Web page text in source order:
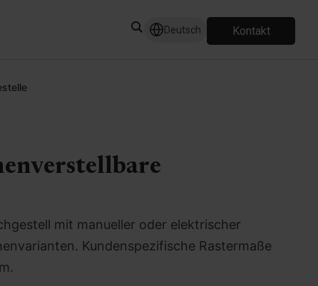
Deutsch Kontakt
mit manueller oder elektrischer
Kundenspezifische Rastermaße